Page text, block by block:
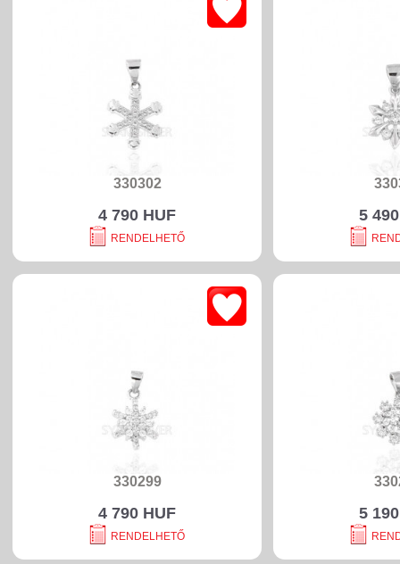
330302
4 790 HUF
RENDELHETŐ
5
330299
4 790 HUF
RENDELHETŐ
5